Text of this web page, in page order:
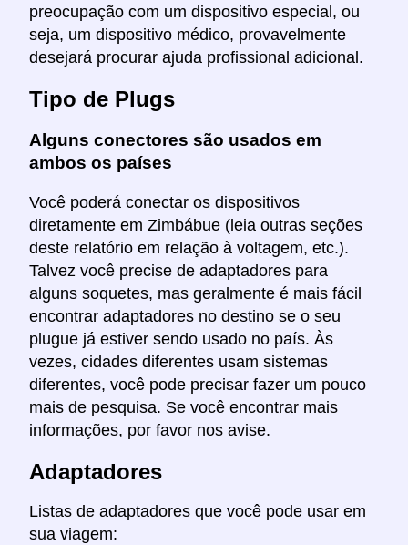
preocupação com um dispositivo especial, ou
seja, um dispositivo médico, provavelmente
desejará procurar ajuda profissional adicional.
Tipo de Plugs
Alguns conectores são usados em
ambos os países
Você poderá conectar os dispositivos
diretamente em Zimbábue (leia outras seções
deste relatório em relação à voltagem, etc.).
Talvez você precise de adaptadores para
alguns soquetes, mas geralmente é mais fácil
encontrar adaptadores no destino se o seu
plugue já estiver sendo usado no país. Às
vezes, cidades diferentes usam sistemas
diferentes, você pode precisar fazer um pouco
mais de pesquisa. Se você encontrar mais
informações, por favor nos avise.
Adaptadores
Listas de adaptadores que você pode usar em
sua viagem: